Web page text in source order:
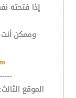
إذا فتحته
وممكن
الموقع